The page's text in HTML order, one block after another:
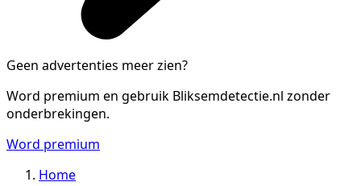
Geen advertenties meer zien?
Word premium en gebruik Bliksemdetectie.nl zonder
onderbrekingen.
Word premium
Home